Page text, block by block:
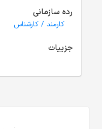
رده سازمانی
کارمند / کارشناس
جزییات